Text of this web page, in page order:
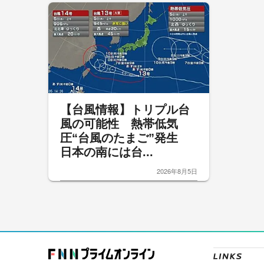
【台風情報】トリプル台
風の可能性 熱帯低気
圧“台風のたまご”発生
日本の南には台...
2026年8月5日